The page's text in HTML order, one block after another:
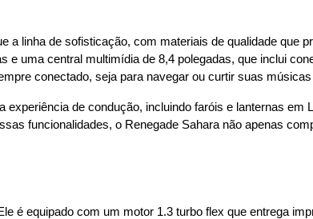
a linha de sofisticação, com materiais de qualidade que
e uma central multimídia de 8,4 polegadas, que inclui
conectado, seja para navegar ou curtir suas
de condução, incluindo faróis e lanternas em
funcionalidades, o Renegade Sahara não apenas
é equipado com um motor 1.3 turbo flex que entrega